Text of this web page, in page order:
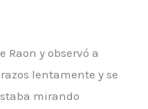
Raon y observó a
lentamente y se
mirando